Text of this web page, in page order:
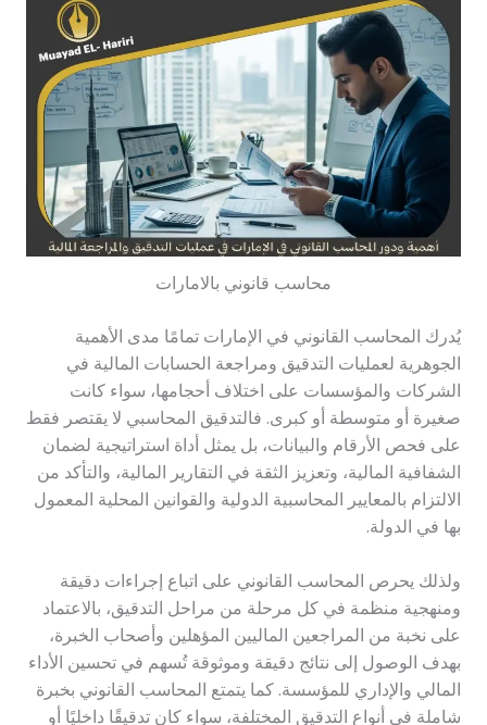
محاسب قانوني بالامارات
يُدرك المحاسب القانوني في الإمارات تمامًا مدى الأهمية
الجوهرية لعمليات التدقيق ومراجعة الحسابات المالية في
الشركات والمؤسسات على اختلاف أحجامها، سواء كانت
صغيرة أو متوسطة أو كبرى. فالتدقيق المحاسبي لا يقتصر فقط
على فحص الأرقام والبيانات، بل يمثل أداة استراتيجية لضمان
الشفافية المالية، وتعزيز الثقة في التقارير المالية، والتأكد من
الالتزام بالمعايير المحاسبية الدولية والقوانين المحلية المعمول
بها في الدولة.
ولذلك يحرص المحاسب القانوني على اتباع إجراءات دقيقة
ومنهجية منظمة في كل مرحلة من مراحل التدقيق، بالاعتماد
على نخبة من المراجعين الماليين المؤهلين وأصحاب الخبرة،
بهدف الوصول إلى نتائج دقيقة وموثوقة تُسهم في تحسين الأداء
المالي والإداري للمؤسسة. كما يتمتع المحاسب القانوني بخبرة
شاملة في أنواع التدقيق المختلفة، سواء كان تدقيقًا داخليًا أو